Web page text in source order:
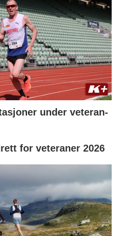
under veteran-
for veteraner 2026